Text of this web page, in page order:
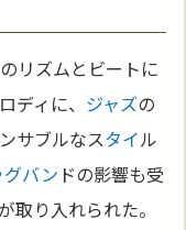
リズムとビートに
ディに、 ジャズの
サブルなスタイル
グバン ドの影響も受
取り入れられた。